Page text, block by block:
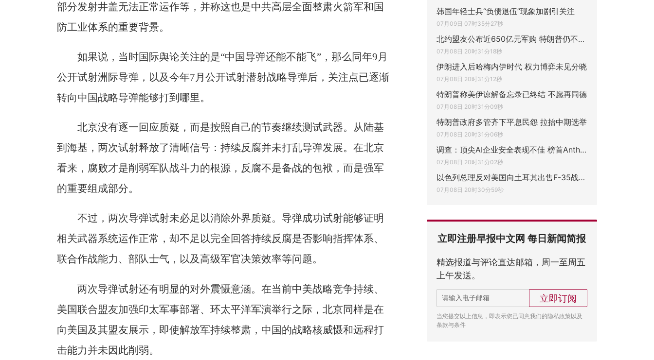
部分发射井盖无法正常运作等，并称这也是中共高层全面整肃火箭军和国
防工业体系的重要背景。
如果说，当时国际舆论关注的是“中国导弹还能不能飞”，那么同年9月
公开试射洲际导弹，以及今年7月公开试射潜射战略导弹后，关注点已逐渐
转向中国战略导弹能够打到哪里。
北京没有逐一回应质疑，而是按照自己的节奏继续测试武器。从陆基
到海基，两次试射释放了清晰信号：持续反腐并未打乱导弹发展。在北京
看来，腐败才是削弱军队战斗力的根源，反腐不是备战的包袱，而是强军
的重要组成部分。
不过，两次导弹试射未必足以消除外界质疑。导弹成功试射能够证明
相关武器系统运作正常，却不足以完全回答持续反腐是否影响指挥体系、
联合作战能力、部队士气，以及高级军官决策效率等问题。
两次导弹试射还有明显的对外震慑意涵。在当前中美战略竞争持续、
美国联合盟友加强印太军事部署、环太平洋军演举行之际，北京同样是在
向美国及其盟友展示，即使解放军持续整肃，中国的战略核威慑和远程打
击能力并未因此削弱。
韩国年轻士兵“负债退伍”现象加剧引关注
07月09日 07时35分27秒
北约盟友公布近650亿元军购 特朗普仍不满再
07月08日 20时31分18秒
伊朗进入后哈梅内伊时代 权力博弈未见分晓
07月08日 20时31分12秒
特朗普称美伊谅解备忘录已终结 不愿再同德
07月08日 20时31分09秒
特朗普政府多管齐下平息民怨 拉抬中期选举
07月08日 20时31分06秒
调查：顶尖AI企业安全表现不佳 榜首Anthrop
07月08日 20时31分02秒
以色列总理反对美国向土耳其出售F-35战斗机
07月08日 20时30分59秒
立即注册早报中文网 每日新闻简报
精选报道与评论直达邮箱，周一至周五
上午发送。
立即订阅
当您提交以上信息，即表示您已同意我们的隐私政策以及
条款与条件